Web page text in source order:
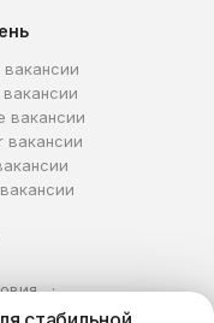
вакансии
вакансии
вакансии